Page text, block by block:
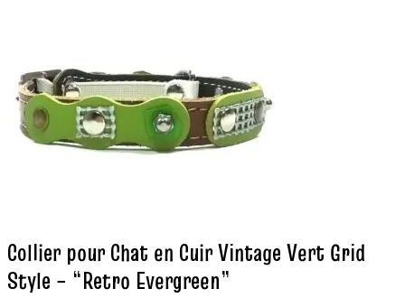
Collier pour Chat en Cuir Vintage Vert Grid
Style – “Retro Evergreen”